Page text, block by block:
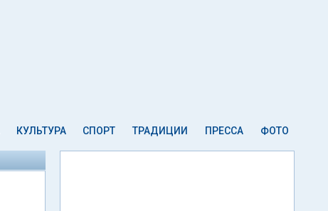
КУЛЬТУРА СПОРТ ТРАДИЦИИ ПРЕССА ФОТО